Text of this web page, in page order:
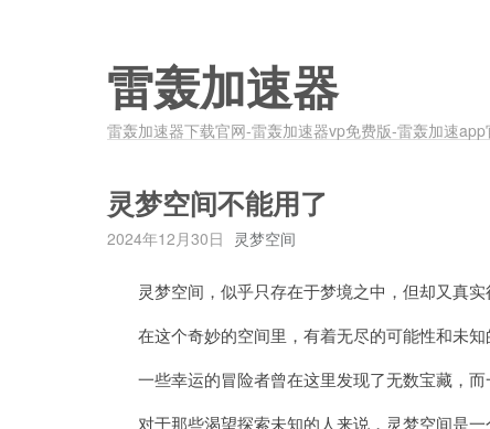
雷轰加速器
雷轰加速器下载官网-雷轰加速器vp免费版-雷轰加速app
灵梦空间不能用了
2024年12月30日 灵梦空间
灵梦空间，似乎只存在于梦境之中，但却又真实
在这个奇妙的空间里，有着无尽的可能性和未知
一些幸运的冒险者曾在这里发现了无数宝藏，而
对于那些渴望探索未知的人来说，灵梦空间是一